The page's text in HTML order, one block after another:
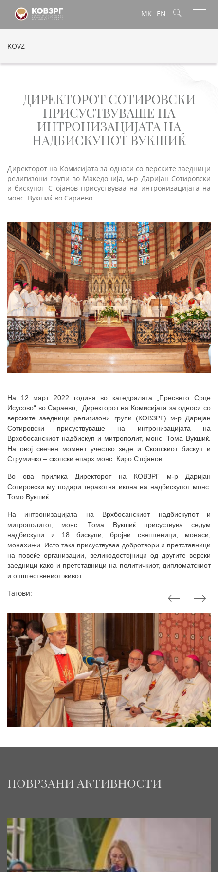
MK EN
KOVZ
ДИРЕКТОРОТ СОТИРОВСКИ
ПРИСУСТВУВАШЕ НА
ИНТРОНИЗАЦИЈАТА НА
НАДБИСКУПОТ ВУКШИЌ
Директорот на Комисијата за односи со верските заедници
религизони групи во Македонија, м-р Даријан Сотировски
и бискупот Стојанов присуствуваа на интрoнизацијата на
монс. Вукшиќ во Сараево.
На 12 март 2022 година во катедралата „Пресвето Срце
Исусово“ во Сараево, Директорот на Комисијата за односи со
верските заедници религизони групи (КОВЗРГ) м-р Даријан
Сотировски присуствуваше на интрoнизацијата на
Врхобосанскиот надбискуп и митрополит, монс. Тома Вукшиќ.
На овој свечен момент учество зеде и Скопскиот бискуп и
Струмичко – скопски епарх монс. Киро Стојанов.
Во ова прилика Директорот на КОВЗРГ м-р Даријан
Сотировски му подари теракотна икона на надбискупот монс.
Томо Вукшиќ.
На интронизацијата на Врхбосанскиот надбискупот и
митрополитот, монс. Тома Вукшиќ присуствува седум
надбискупи и 18 бискупи, бројни свештеници, монаси,
монахињи. Исто така присуствуваа добротвори и претставници
на повеќе организации, великодостојници од другите верски
заедници како и претставници на политичкиот, дипломатскиот
и општествениот живот.
Тагови:
ПОВРЗАНИ АКТИВНОСТИ